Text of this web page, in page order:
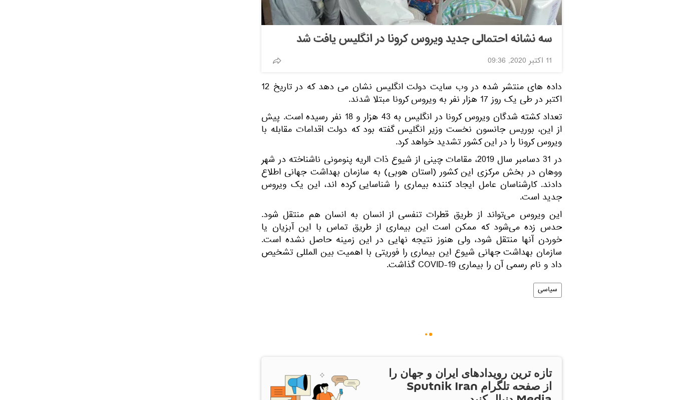
سه نشانه احتمالی جدید ویروس کرونا در انگلیس یافت شد
11 اکتبر 2020, 09:36
داده های منتشر شده در وب سایت دولت انگلیس نشان می دهد که در تاریخ 12
اکتبر در طی یک روز 17 هزار نفر به ویروس کرونا مبتلا شدند.
تعداد کشته شدگان ویروس کرونا در انگلیس به 43 هزار و 18 نفر رسیده است. پیش
از این، بوریس جانسون نخست وزیر انگلیس گفته بود که دولت اقدامات مقابله با
ویروس کرونا را در این کشور تشدید خواهد کرد.
در 31 دسامبر سال 2019، مقامات چینی از شیوع ذات الریه پنومونی ناشناخته در شهر
ووهان در بخش مرکزی این کشور (استان هوبی) به سازمان بهداشت جهانی اطلاع
دادند. کارشناسان عامل ایجاد کننده بیماری را شناسایی کرده اند، این یک ویروس
جدید است.
این ویروس می‌تواند از طریق قطرات تنفسی از انسان به انسان هم منتقل شود.
حدس زده می‌شود که ممکن است این بیماری از طریق تماس با این آبزیان یا
خوردن آنها منتقل شود، ولی هنوز نتیجه نهایی در این زمینه حاصل نشده است.
سازمان بهداشت جهانی شیوع این بیماری را فوریتی با اهمیت بین المللی تشخیص
داد و نام رسمی آن را بیماری COVID-19 گذاشت.
سیاسی
تازه ترین رویدادهای ایران و جهان را
از صفحه تلگرام Sputnik Iran